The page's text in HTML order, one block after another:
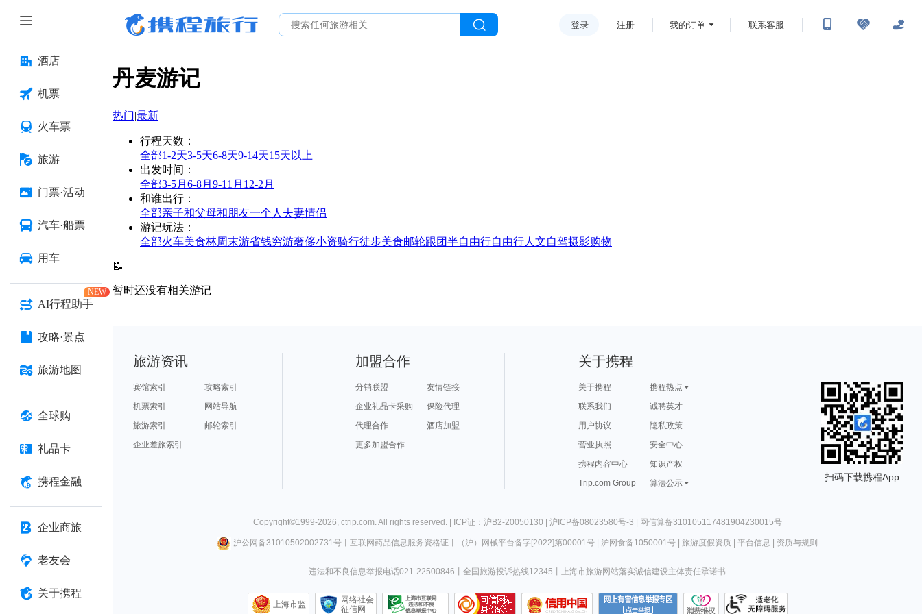
酒店
机票
火车票
旅游
门票·活动
汽车·船票
用车
AI行程助手
NEW
攻略·景点
旅游地图
全球购
礼品卡
携程金融
企业商旅
老友会
关于携程
登录 注册 我的订单 联系客服
丹麦游记
热门|最新
行程天数 ：
全部1-2天3-5天6-8天9-14天15天以上
出发时间 ：
全部3-5月 6-8月 9-11月 12-2月
和谁出行 ：
全部亲子和父母和朋友一个人 夫妻情侣
游记玩法 ：
全部火车美食林周末游省钱穷游奢侈小资骑行徒步美食邮轮跟团半自由行自由行人文自驾摄影购物
📝
暂时还没有相关游记
旅游资讯
宾馆索引
攻略索引
机票索引
网站导航
旅游索引
邮轮索引
企业差旅索引
加盟合作
分销联盟
友情链接
企业礼品卡采购
保险代理
代理合作
酒店加盟
更多加盟合作
关于携程
关于携程
携程热点
联系我们
诚聘英才
用户协议
隐私政策
营业执照
安全中心
携程内容中心
知识产权
Trip.com Group
算法公示
扫码下载携程App
Copyright©1999-2026, ctrip.com. All rights reserved. | ICP证：沪B2-20050130 | 沪ICP备08023580号-3 | 网信算备310105117481904230015号
沪公网备31010502002731号丨 互联网药品信息服务资格证 （沪）网械平台备字[2022]第00001号| 沪网食备1050001号| 旅游度假资质| 平台信息 资质与规则
违法和不良信息举报电话021-22500846 全国旅游投诉热线12345 上海市旅游网站落实诚信建设主体责任承诺书
上海市监
网络社会
征信网